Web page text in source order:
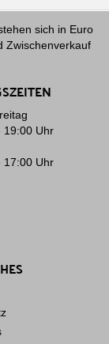
sich in Euro
Zwischenverkauf
19:00 Uhr
17:00 Uhr